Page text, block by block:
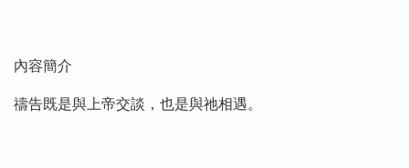
內容簡介
禱告既是與上帝交談，也是與祂相遇。